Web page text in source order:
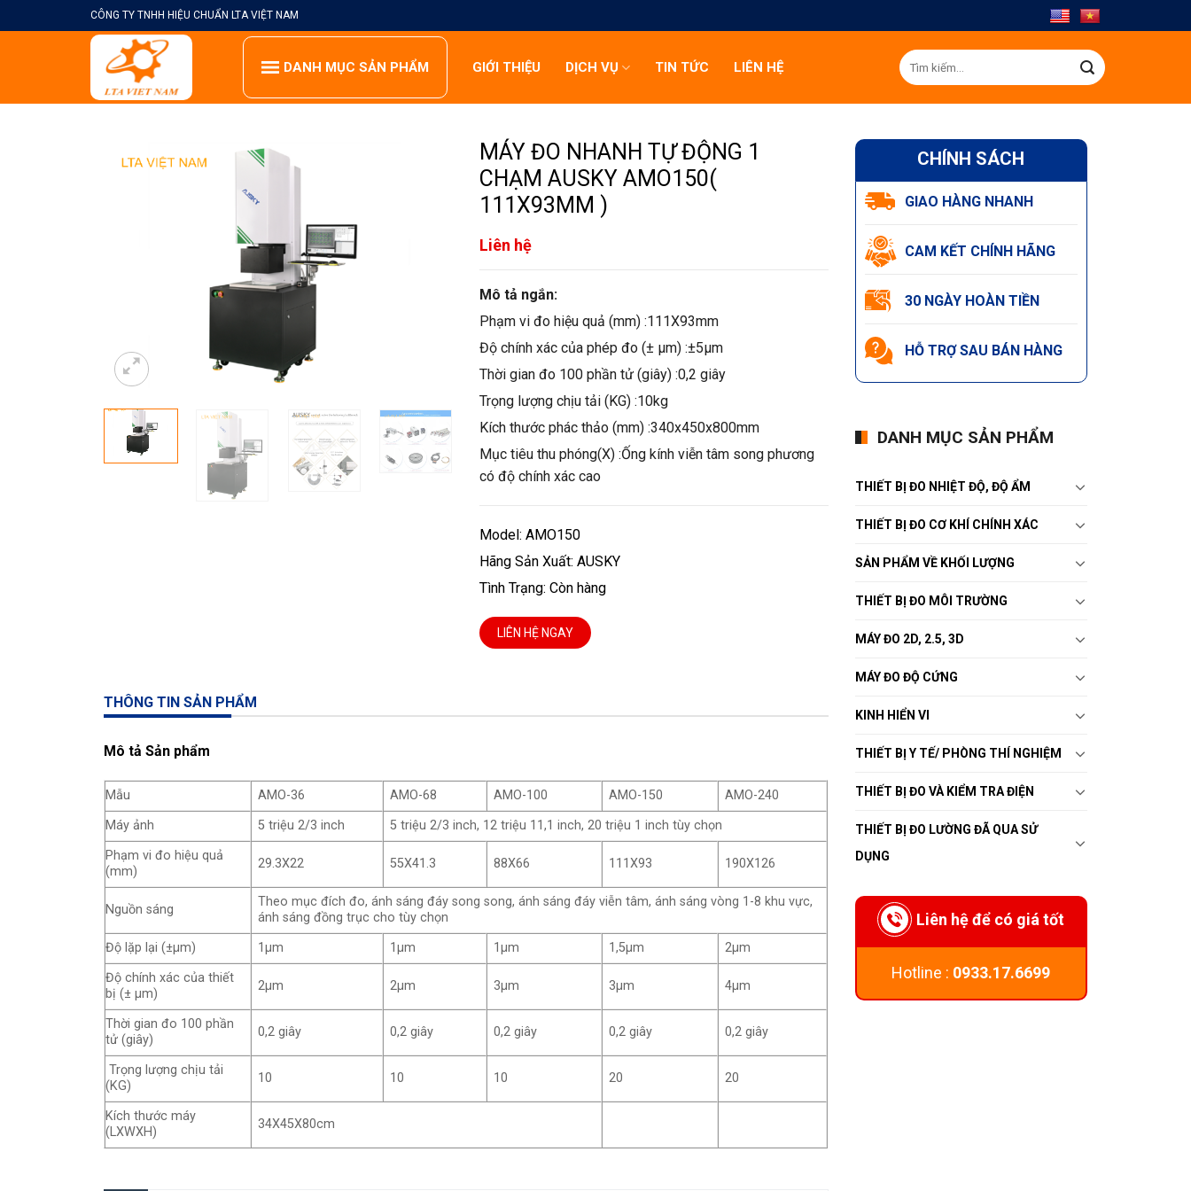
to
CÔNG TY TNHH HIỆU CHUẨN LTA VIỆT NAM
DANH MỤC SẢN PHẨM GIỚI THIỆU DỊCH VỤ TIN TỨC LIÊN HỆ
Tìm
kiếm:
CHÍNH SÁCH
GIAO HÀNG NHANH
CAM KẾT CHÍNH HÃNG
30 NGÀY HOÀN TIỀN
HỖ TRỢ SAU BÁN HÀNG
DANH MỤC SẢN PHẨM
THIẾT BỊ ĐO NHIỆT ĐỘ, ĐỘ ẨM
THIẾT BỊ ĐO CƠ KHÍ CHÍNH XÁC
SẢN PHẨM VỀ KHỐI LƯỢNG
THIẾT BỊ ĐO MÔI TRƯỜNG
MÁY ĐO 2D, 2.5, 3D
MÁY ĐO ĐỘ CỨNG
KINH HIỂN VI
THIẾT BỊ Y TẾ/ PHÒNG THÍ NGHIỆM
THIẾT BỊ ĐO VÀ KIỂM TRA ĐIỆN
THIẾT BỊ ĐO LƯỜNG ĐÃ QUA SỬ
DỤNG
Liên hệ để có giá tốt
Hotline : 0933.17.6699
MÁY ĐO NHANH TỰ ĐỘNG 1
CHẠM AUSKY AMO150(
111X93MM )
Liên hệ
Mô tả ngắn:
Phạm vi đo hiệu quả (mm) :111X93mm
Độ chính xác của phép đo (± μm) :±5μm
Thời gian đo 100 phần tử (giây) :0,2 giây
Trọng lượng chịu tải (KG) :10kg
Kích thước phác thảo (mm) :340x450x800mm
Mục tiêu thu phóng(X) :Ống kính viễn tâm song phương
có độ chính xác cao
Model: AMO150
Hãng Sản Xuất: AUSKY
Tình Trạng: Còn hàng
LIÊN HỆ NGAY
THÔNG TIN SẢN PHẨM
Mô tả Sản phẩm
Mẫu AMO-36 AMO-68 AMO-100 AMO-150
AMO-240
Máy ảnh
5 triệu 2/3 inch
5 triệu 2/3 inch, 12 triệu 11,1 inch, 20 triệu 1 inch tùy chọn
Phạm vi đo hiệu quả
(mm)
29.3X22 55X41.3 88X66 111X93 190X126
Nguồn sáng
Theo mục đích đo, ánh sáng đáy song song, ánh sáng đáy viễn tâm, ánh sáng vòng 1-8 khu vực,
ánh sáng đồng trục cho tùy chọn
Độ lặp lại (±μm)
1μm 1μm 1μm 1,5μm
2μm
Độ chính xác của thiết
bị (± μm)
2μm 2μm 3μm 3μm 4μm
Thời gian đo 100 phần
tử (giây)
0,2 giây 0,2 giây 0,2 giây 0,2 giây 0,2 giây
Trọng lượng chịu tải
(KG)
10 10 10 20 20
Kích thước máy
(LXWXH)
34X45X80cm